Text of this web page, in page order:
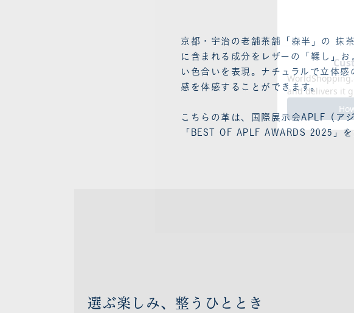
京都・宇治の老舗茶舗「森半」の 抹
に含まれる成分をレザーの「鞣し」
い色合いを表現。ナチュラルで立体
感を体感することができます。
こちらの革は、国際展示会APLF（ア
「BEST OF APLF AWARDS 2025」
選ぶ楽しみ、整うひととき